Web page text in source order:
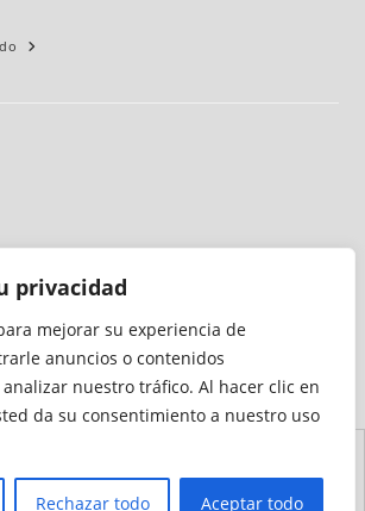
privacidad
mejorar su experiencia de
anuncios o contenidos
nuestro tráfico. Al hacer clic en
da su consentimiento a nuestro uso
Rechazar todo Aceptar todo
auditado por
Sitio
Cookies
Privacidad